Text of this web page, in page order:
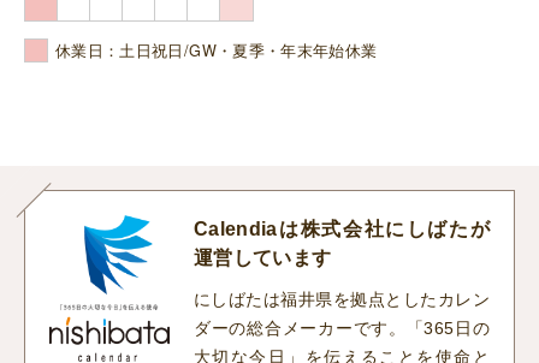
休業日：土日祝日/GW・夏季・年末年始休業
Calendiaは株式会社にしばたが
運営しています
にしばたは福井県を拠点としたカレン
ダーの総合メーカーです。「365日の
大切な今日」を伝えることを使命と